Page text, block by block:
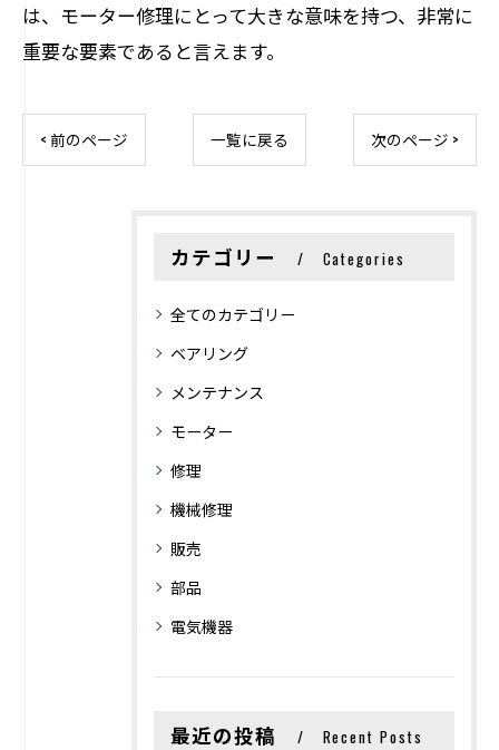
は、モーター修理にとって大きな意味を持つ、非常に
重要な要素であると言えます。
< 前のページ 一覧に戻る 次のページ >
カテゴリー Categories
全てのカテゴリー
ベアリング
メンテナンス
モーター
修理
機械修理
販売
部品
電気機器
最近の投稿 Recent Posts